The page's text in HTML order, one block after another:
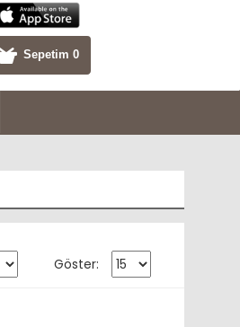
Sepetim 0
Göster: